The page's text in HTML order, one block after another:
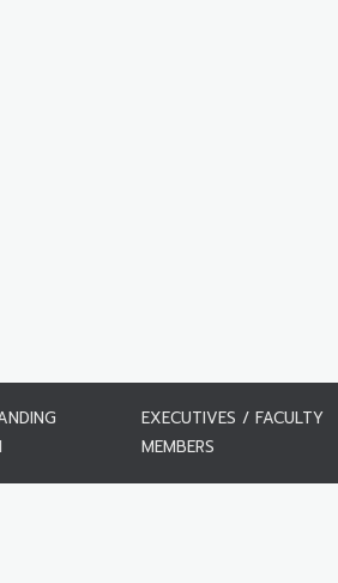
EXECUTIVES / FACULTY
MEMBERS